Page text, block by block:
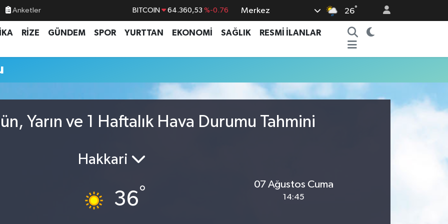
Anketler BITCOIN 64.360,53 %-0.76
DOLAR 47,7069 %0.17
GRAM ALTIN 6618.49 %2.12
BİST100 13.887 %64
Merkez 26°
RİZE GÜNDEM SPOR YURTTAN EKONOMİ SAĞLIK
RESMİ İLANLAR
Yarın ve 1 Haftalık Hava Durumu Tahmini
Hakkari
36°
07 Ağustos Cuma
14:45